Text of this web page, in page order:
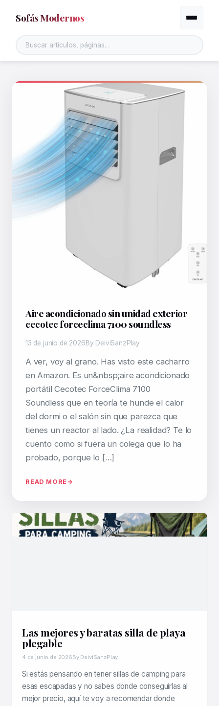
Sofás Modernos Alternar
Aire acondicionado sin unidad exterior
cecotec forceclima 7100 soundless
13 de junio de 2026By DeiviSanzPlay
A ver, voy al grano. Has visto este cacharro
en Amazon. Es un&nbsp;aire acondicionado
portátil Cecotec ForceClima 7100
Soundless que en teoría te hunde el calor
del dormi o el salón sin que parezca que
tienes un reactor al lado. ¿La realidad? Te lo
cuento como si fuera un colega que lo ha
probado, porque lo […]
READ MORE
Las mejores y baratas silla de playa
plegable
4 de junio de 2026By DeiviSanzPlay
Si estás pensando en tener sillas de camping para
esas escapadas y no sabes donde conseguirlas al
mejor precio, aquí te voy a recomendar donde